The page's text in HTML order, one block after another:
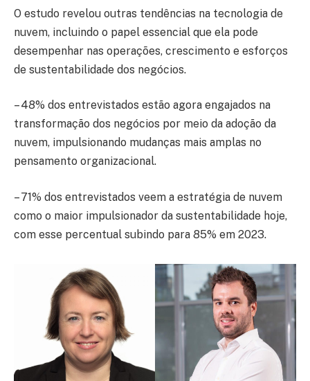
O estudo revelou outras tendências na tecnologia de
nuvem, incluindo o papel essencial que ela pode
desempenhar nas operações, crescimento e esforços
de sustentabilidade dos negócios.
– 48% dos entrevistados estão agora engajados na
transformação dos negócios por meio da adoção da
nuvem, impulsionando mudanças mais amplas no
pensamento organizacional.
– 71% dos entrevistados veem a estratégia de nuvem
como o maior impulsionador da sustentabilidade hoje,
com esse percentual subindo para 85% em 2023.